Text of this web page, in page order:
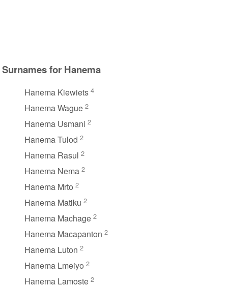
Surnames for Hanema
Hanema Kiewiets 4
Hanema Wague 2
Hanema Usmani 2
Hanema Tulod 2
Hanema Rasul 2
Hanema Nema 2
Hanema Mrto 2
Hanema Matiku 2
Hanema Machage 2
Hanema Macapanton 2
Hanema Luton 2
Hanema Lmeiyo 2
Hanema Lamoste 2